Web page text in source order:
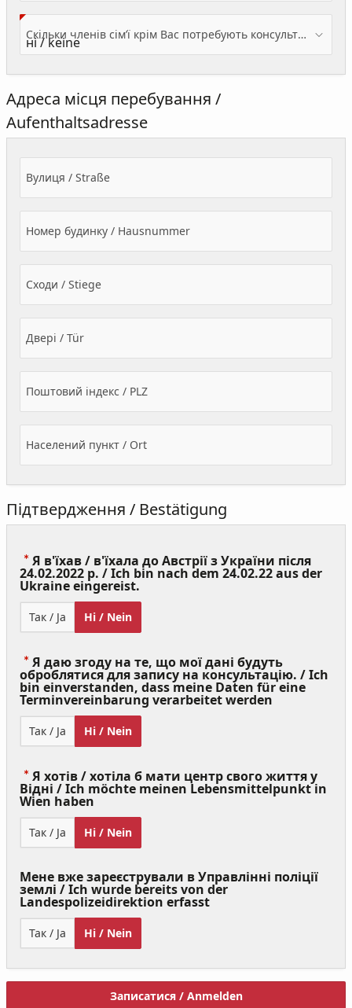
Скільки членів сім’ї крім Вас потребують консультації? / Wieviele Familienmitglieder brauchen Beratung - zusätzlich zu Ihnen?
Адреса місця перебування /
Aufenthaltsadresse
Вулиця / Straße
Номер будинку / Hausnummer
Сходи / Stiege
Двері / Tür
Поштовий індекс / PLZ
Населений пункт / Ort
Підтвердження / Bestätigung
Я в'їхав / в'їхала до Австрії з України після
24.02.2022 р. / Ich bin nach dem 24.02.22 aus der
Ukraine eingereist.
Required)
Так / Ja Ні / Nein
Я даю згоду на те, що мої дані будуть
оброблятися для запису на консультацію. / Ich
bin einverstanden, dass meine Daten für eine
Terminvereinbarung verarbeitet werden
Так / Ja Ні / Nein
Я хотів / хотіла б мати центр свого життя у
Відні / Ich möchte meinen Lebensmittelpunkt in
Wien haben
Required)
Так / Ja Ні / Nein
Мене вже зареєстрували в Управлінні поліції
землі / Ich wurde bereits von der
Landespolizeidirektion erfasst
Так / Ja Ні / Nein
Записатися / Anmelden